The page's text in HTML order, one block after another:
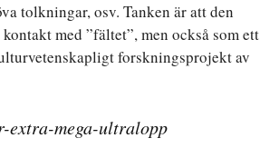
tolkningar, osv. Tanken är att den
med ”fältet”, men också som ett
forskningsprojekt av
extra-mega-ultralopp